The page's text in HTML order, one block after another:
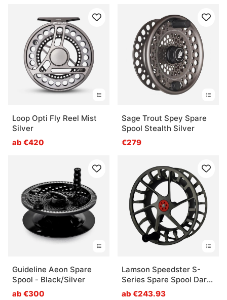
Was ist der Unterschied zwischen einer
Multirolle und anderen Rollen?
Was ist eine Meeresrolle?
Was ist eine Trolling-Rolle?
Loop Opti Fly Reel Mist
Silver
ab €420
Sage Trout Spey Spare
Spool Stealth Silver
€279
Guideline Aeon Spare
Spool - Black/Silver
ab €300
Lamson Speedster S-
Series Spare Spool Dark
Smoke
ab €243.93